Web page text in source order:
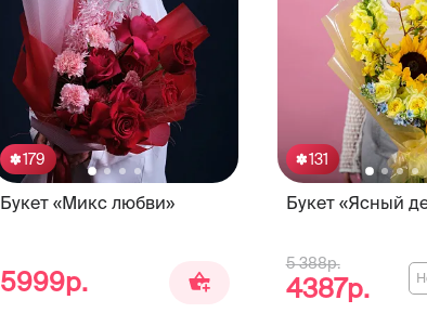
179
Букет «Микс любви»
5999р.
131
Букет «Ясный
5 388р.
4387р.